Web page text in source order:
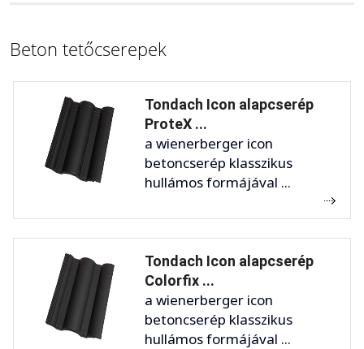
Beton tetőcserepek
Tondach Icon alapcserép
ProteX ...
a wienerberger icon
betoncserép klasszikus
hullámos formájával ...
Tondach Icon alapcserép
Colorfix ...
a wienerberger icon
betoncserép klasszikus
hullámos formájával ...